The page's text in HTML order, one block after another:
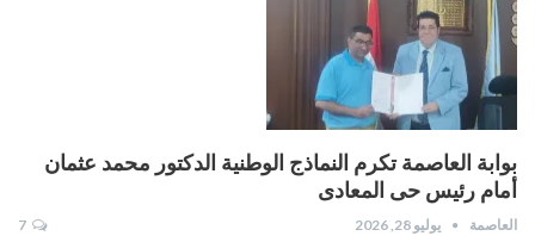
بوابة العاصمة تكرم النماذج الوطنية الدكتور محمد عثمان
أمام رئيس حى المعادى
العاصمة يوليو 28, 2026